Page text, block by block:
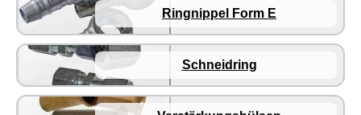
Ringnippel Form E
Schneidring